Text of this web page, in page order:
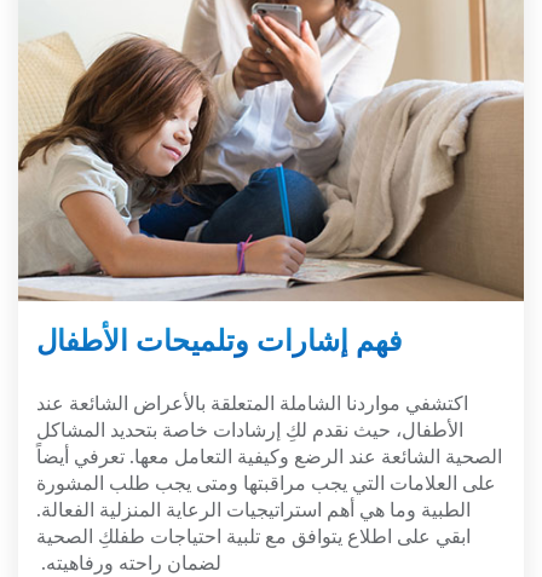
فهم إشارات وتلميحات الأطفال
اكتشفي مواردنا الشاملة المتعلقة بالأعراض الشائعة عند
الأطفال، حيث نقدم لكِ إرشادات خاصة بتحديد المشاكل
الصحية الشائعة عند الرضع وكيفية التعامل معها. تعرفي أيضاً
على العلامات التي يجب مراقبتها ومتى يجب طلب المشورة
الطبية وما هي أهم استراتيجيات الرعاية المنزلية الفعالة.
ابقي على اطلاع يتوافق مع تلبية احتياجات طفلكِ الصحية
لضمان راحته ورفاهيته.